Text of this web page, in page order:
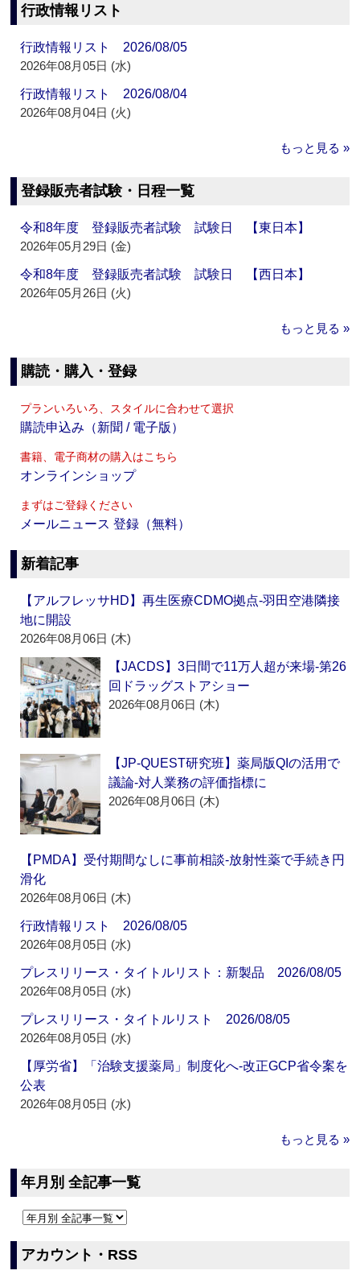
行政情報リスト
行政情報リスト 2026/08/05
2026年08月05日 (水)
行政情報リスト 2026/08/04
2026年08月04日 (火)
もっと見る »
登録販売者試験・日程一覧
令和8年度 登録販売者試験 試験日 【東日本】
2026年05月29日 (金)
令和8年度 登録販売者試験 試験日 【西日本】
2026年05月26日 (火)
もっと見る »
購読・購入・登録
プランいろいろ、スタイルに合わせて選択
購読申込み（新聞 / 電子版）
書籍、電子商材の購入はこちら
オンラインショップ
まずはご登録ください
メールニュース 登録（無料）
新着記事
【アルフレッサHD】再生医療CDMO拠点‐羽田空港隣接
地に開設
2026年08月06日 (木)
【JACDS】3日間で11万人超が来場‐第26
回ドラッグストアショー
2026年08月06日 (木)
【JP-QUEST研究班】薬局版QIの活用で
議論‐対人業務の評価指標に
2026年08月06日 (木)
【PMDA】受付期間なしに事前相談‐放射性薬で手続き円
滑化
2026年08月06日 (木)
行政情報リスト 2026/08/05
2026年08月05日 (水)
プレスリリース・タイトルリスト：新製品 2026/08/05
2026年08月05日 (水)
プレスリリース・タイトルリスト 2026/08/05
2026年08月05日 (水)
【厚労省】「治験支援薬局」制度化へ‐改正GCP省令案を
公表
2026年08月05日 (水)
もっと見る »
年月別 全記事一覧
アカウント・RSS